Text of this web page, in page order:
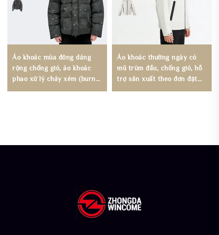
Áo khoác mùa đông dáng
rộng chống gió, áo khoác
phao xử lý cháy xém (burn-
Áo khoác thường ngày có
mũ trùm đầu, chống gió, hỗ
trợ sản xuất theo đơn đặt